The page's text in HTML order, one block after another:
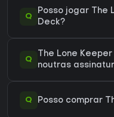
Q
Posso jogar The
Deck?
Q
The Lone
noutras
Q Posso comprar